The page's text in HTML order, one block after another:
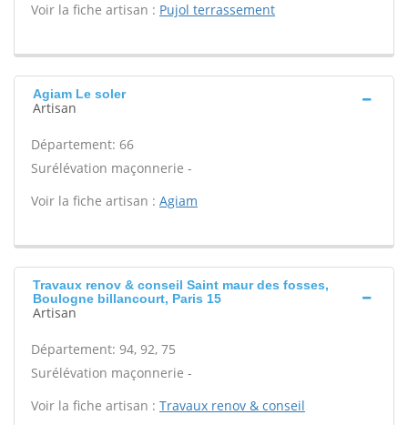
Voir la fiche artisan : Pujol terrassement
Agiam Le soler
Artisan
Département: 66
Surélévation maçonnerie -
Voir la fiche artisan : Agiam
Travaux renov & conseil Saint maur des fosses,
Boulogne billancourt, Paris 15
Artisan
Département: 94, 92, 75
Surélévation maçonnerie -
Voir la fiche artisan : Travaux renov & conseil